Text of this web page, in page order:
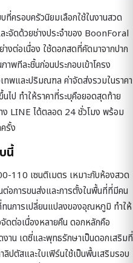
ที่ครอบครัวนิยมเลือกใช้ในงานสวด
จัดด้วยช่างประจำของ BoonForal
งต่อเนื่อง ใช้ดอกสดที่คัดมาจากปาก
พทีละชิ้นก่อนประกอบเข้าโครง
พและปริมณฑล ค่าจัดส่งรวมในราคา
ป ทำให้ราคาที่ระบุคือยอดสุดท้าย
ง LINE ได้ตลอด 24 ชั่วโมง พร้อม
รั้ง
นี้
110 เซนติเมตร เหมาะกับห้องสวด
อการขนส่งและการตั้งในพื้นที่ที่มีคน
นการเปลี่ยนแปลงของอุณหภูมิ ทำให้
ดต่อเนื่องหลายคืน ดอกหลักคือ
าน เดซี่และพุทธรักษาเป็นดอกเสริมที่
ปตัสและใบเฟิร์นใช้เป็นพื้นเสริมรอบ